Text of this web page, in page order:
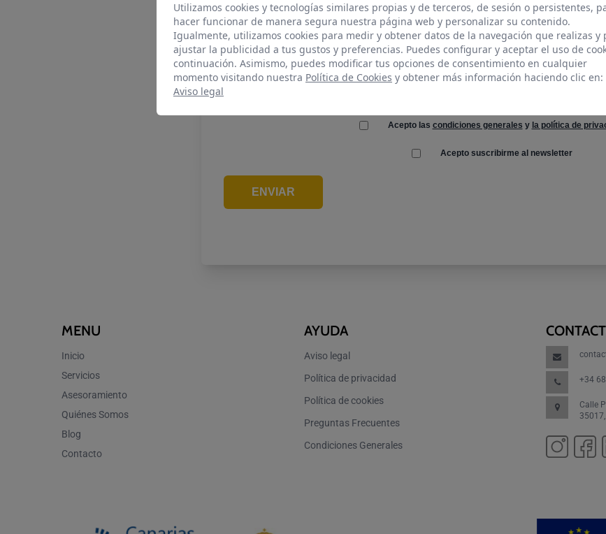
Utilizamos cookies y tecnologías similares propias y de terceros, de sesión o persistentes,
hacer funcionar de manera segura nuestra página web y personalizar su contenido.
Igualmente, utilizamos cookies para medir y obtener datos de la navegación que realizas y
ajustar la publicidad a tus gustos y preferencias. Puedes configurar y aceptar el uso de
continuación. Asimismo, puedes modificar tus opciones de consentimiento en cualquier
momento visitando nuestra Política de Cookies y obtener más información haciendo clic en:
Aviso legal
Acepto las condiciones generales y la política de
Acepto suscribirme al newsletter
ENVIAR
MENU
Inicio
Servicios
Asesoramiento
Quiénes Somos
Blog
Contacto
AYUDA
Aviso legal
Política de privacidad
Política de cookies
Preguntas Frecuentes
Condiciones Generales
+34
Calle